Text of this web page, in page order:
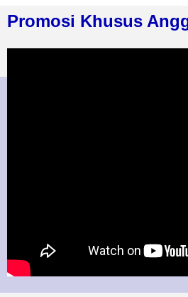
Promosi Khusus